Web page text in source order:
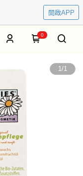
開啟APP
0
1/1